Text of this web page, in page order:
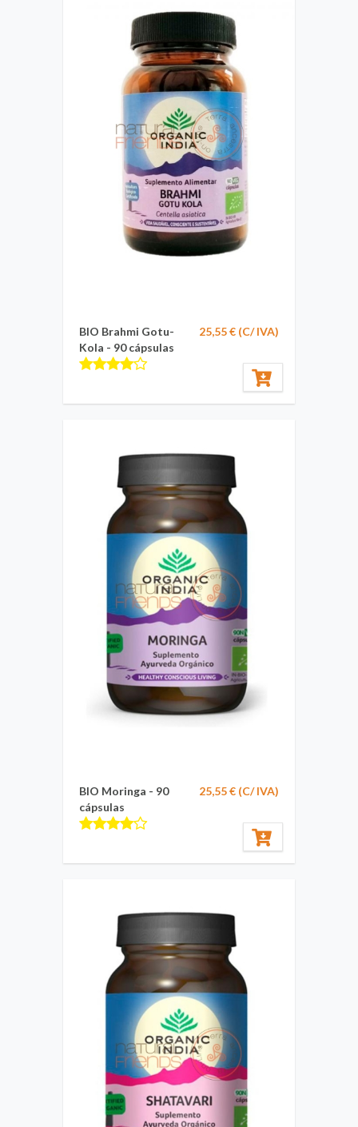
25,55 € (C/ IVA)
BIO Brahmi Gotu-
Kola - 90 cápsulas
25,55 € (C/ IVA)
BIO Moringa - 90
cápsulas